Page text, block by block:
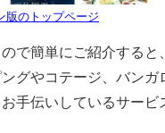
版のトップページ
で簡単にご紹介すると
グやコテージ、バンガ
手伝いしているサービ